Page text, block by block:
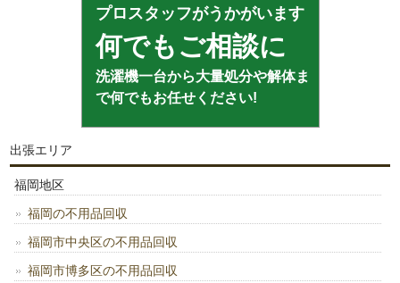
プロスタッフがうかがいます
何でもご相談に
洗濯機一台から大量処分や解体ま
で何でもお任せください!
出張エリア
福岡地区
福岡の不用品回収
福岡市中央区の不用品回収
福岡市博多区の不用品回収